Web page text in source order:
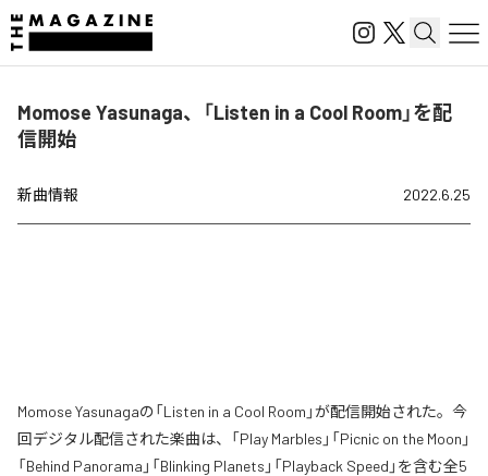
Momose Yasunaga、「Listen in a Cool Room」を配
信開始
新曲情報 2022.6.25
Momose Yasunagaの「Listen in a Cool Room」が配信開始された。今
回デジタル配信された楽曲は、「Play Marbles」「Picnic on the Moon」
「Behind Panorama」「Blinking Planets」「Playback Speed」を含む全5